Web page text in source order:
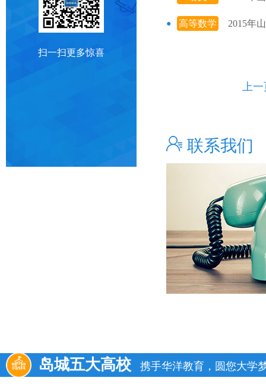
扫一扫更多惊喜
高等数学
2015年
上一
联系我们
岛城五大高校 携手华洋教育，圆您大学